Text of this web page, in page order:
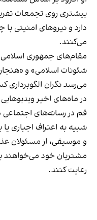
بیشتری روی تجمعات
دارد و نیروهای امنیتی
می‌کنند.
مقام‌های جمهوری
شئونات اسلامی» و
می‌رسد نگران الگوبرداری
در ماه‌های اخیر
قم در رسانه‌های
شبیه به اعتراف اجباری
و موسیقی، از مسئولان
مشتریان خود می‌خواهند
رعایت کنند.